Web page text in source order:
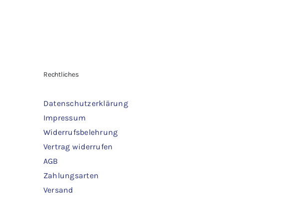
Rechtliches
Datenschutzerklärung
Impressum
Widerrufsbelehrung
Vertrag widerrufen
AGB
Zahlungsarten
Versand